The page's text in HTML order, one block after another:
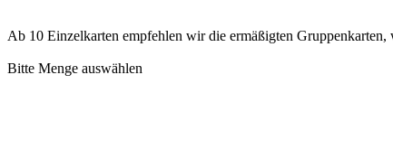
Ab 10 Einzelkarten empfehlen wir die ermäßigten Gruppenkarten,
Bitte Menge auswählen